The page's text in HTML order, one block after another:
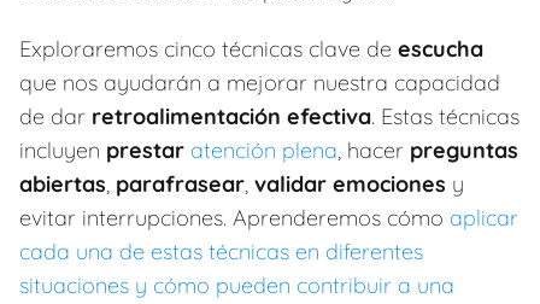
Exploraremos cinco técnicas clave de escucha
que nos ayudarán a mejorar nuestra capacidad
de dar retroalimentación efectiva. Estas técnicas
incluyen prestar atención plena, hacer preguntas
abiertas, parafrasear, validar emociones y
evitar interrupciones. Aprenderemos cómo aplicar
cada una de estas técnicas en diferentes
situaciones y cómo pueden contribuir a una